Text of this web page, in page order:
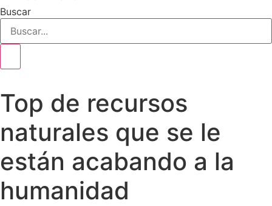
Buscar
Top de recursos
naturales que se le
están acabando a la
humanidad